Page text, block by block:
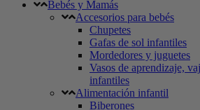
Bebés y Mamás
Accesorios para bebés
Chupetes
Gafas de sol infantiles
Mordedores y juguetes
Vasos de aprendizaje,
infantiles
Alimentación infantil
Biberones